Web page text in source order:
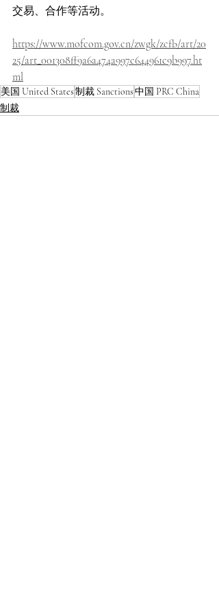
交易、合作等活动。
https://www.mofcom.gov.cn/zwgk/zcfb/art/20
25/art_001308ff9a6a474a997c644961c9b997.ht
ml
美国 United States制裁 Sanctions中国 PRC China
制裁